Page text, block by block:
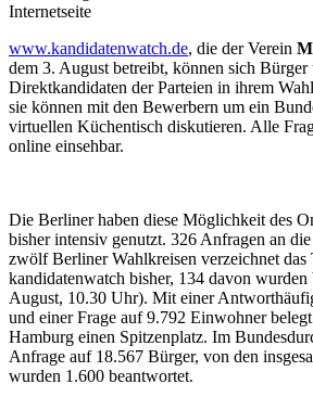
Internetseite
www.kandidatenwatch.de, die der Verein
dem 3. August betreibt, können sich Bürger
Direktkandidaten der Parteien in ihrem
sie können mit den Bewerbern um ein
virtuellen Küchentisch diskutieren. Alle
online einsehbar.
Die Berliner haben diese Möglichkeit des
bisher intensiv genutzt. 326 Anfragen an
zwölf Berliner Wahlkreisen verzeichnet das
kandidatenwatch bisher, 134 davon wurden
August, 10.30 Uhr). Mit einer
und einer Frage auf 9.792 Einwohner
Hamburg einen Spitzenplatz. Im
Anfrage auf 18.567 Bürger, von den
wurden 1.600 beantwortet.